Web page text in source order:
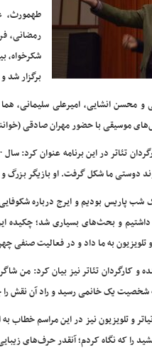
طهمورث،
رمضانی،
شکرخواه،
برگزار شد
و محسن انشایی، امیرعلی سلیمانی،
موسیقی با حضور مهران صادقی
دوستی ما شکل گرفت. او بازیگر
شب پاریس بودیم و ایرج درباره
و بحث‌های بسیاری شد؛ چکیده
تلویزیون به ما داد و در فعالیت
و کارگردان تئاتر نیز بیان کرد: من
یک خانمی رسید و راد آن نقش را
و تلویزیون نیز در این مراسم
را که نگاه کردم؛ آنقدر حرف‌های